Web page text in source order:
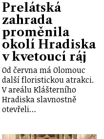
Prelátská
zahrada
proměnila
okolí Hradiska
v kvetoucí ráj
Od června má Olomouc
další floristickou atrakci.
V areálu Klášterního
Hradiska slavnostně
otevřeli…